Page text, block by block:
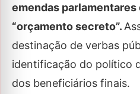
emendas parlamentares
“orçamento secreto”.
destinação de verbas
identificação do político
dos beneficiários finais.